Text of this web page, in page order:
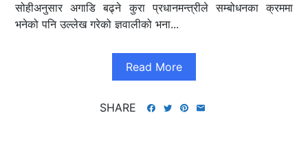
सोहीअनुसार अगाडि बढ्ने कुरा प्रधानमन्त्रीले सम्बोधनका क्रममा
भनेको पनि उल्लेख गरेको ज्ञवालीको भना...
Read More
SHARE